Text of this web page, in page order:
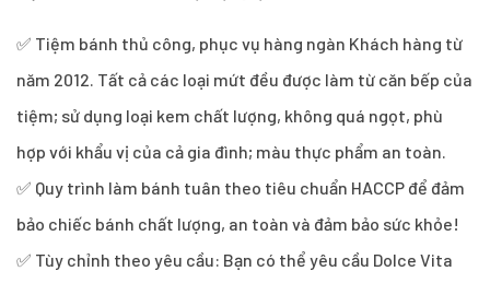
✅ Tiệm bánh thủ công, phục vụ hàng ngàn Khách hàng từ
năm 2012. Tất cả các loại mứt đều được làm từ căn bếp của
tiệm; sử dụng loại kem chất lượng, không quá ngọt, phù
hợp với khẩu vị của cả gia đình; màu thực phẩm an toàn.
✅ Quy trình làm bánh tuân theo tiêu chuẩn HACCP để đảm
bảo chiếc bánh chất lượng, an toàn và đảm bảo sức khỏe!
✅ Tùy chỉnh theo yêu cầu: Bạn có thể yêu cầu Dolce Vita